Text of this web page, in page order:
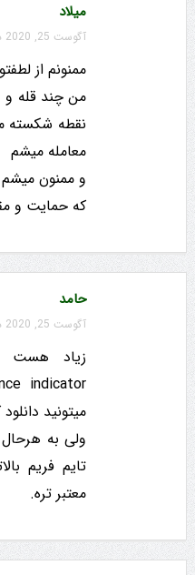
میلاد
آگوست 25, 2020 در 3:01 ب.ظ
ممنونم از
من چند قله و
نقطه شکسته
معامله میشم
و ممنون
که حمایت و
حامد
آگوست 25, 2020 در 5:01 ب.ظ
میتونید
ولی به
تایم فریم
معتبر تره.